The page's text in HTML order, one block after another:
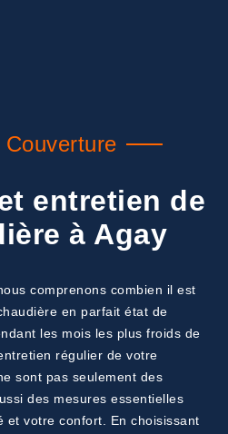
entretien de
à Agay
comprenons combien il est
en parfait état de
les mois les plus froids de
régulier de votre
sont pas seulement des
des mesures essentielles
et votre confort. En choisissant